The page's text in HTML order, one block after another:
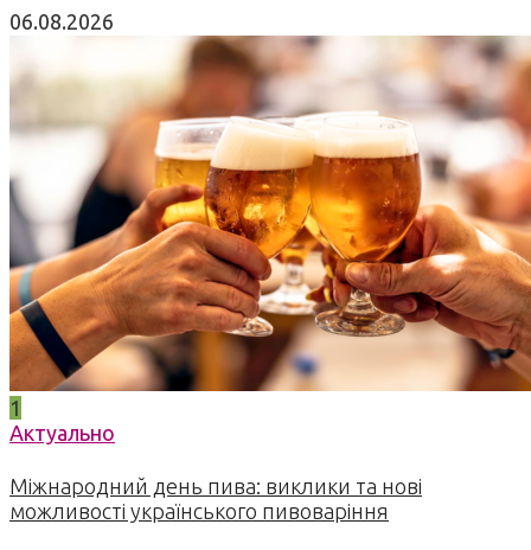
06.08.2026
1
Актуально
Міжнародний день пива: виклики та нові
можливості українського пивоваріння